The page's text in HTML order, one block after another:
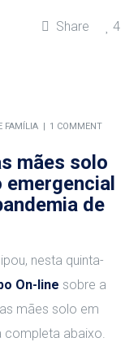
Share 4
FAMÍLIA 1 COMMENT
mães solo
de
nesta quinta-
On-line sobre a
mães solo em
completa abaixo.